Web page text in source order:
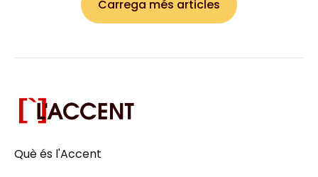
Carrega més articles
Què és l'Accent